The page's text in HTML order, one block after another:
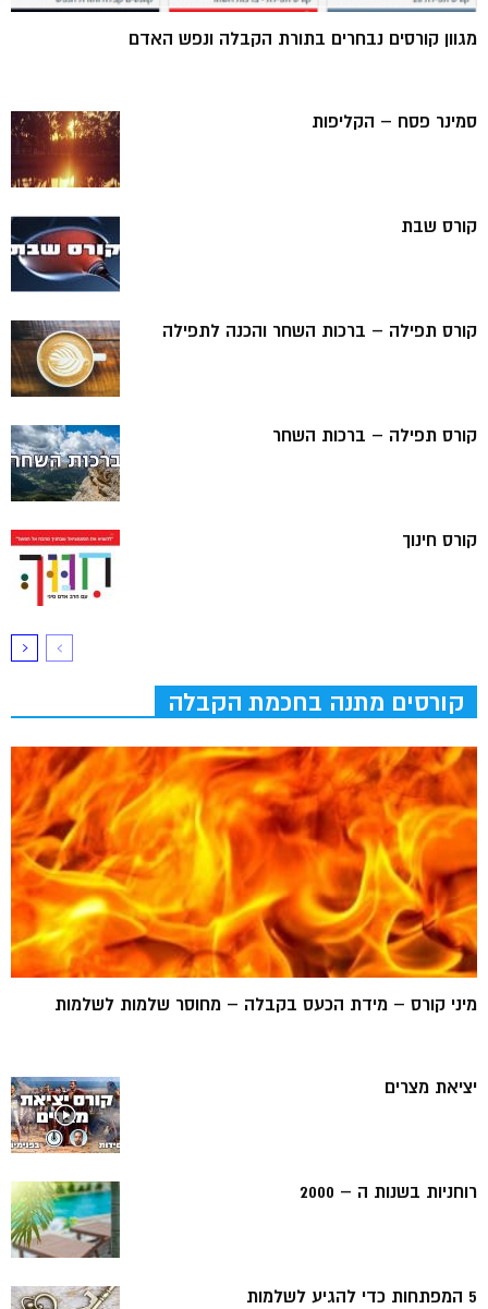
מגוון קורסים נבחרים בתורת הקבלה ונפש האדם
סמינר פסח – הקליפות
קורס שבת
קורס תפילה – ברכות השחר והכנה לתפילה
קורס תפילה – ברכות השחר
קורס חינוך
קורסים מתנה בחכמת הקבלה
מיני קורס – מידת הכעס בקבלה – מחוסר שלמות לשלמות
יציאת מצרים
רוחניות בשנות ה – 2000
5 המפתחות כדי להגיע לשלמות